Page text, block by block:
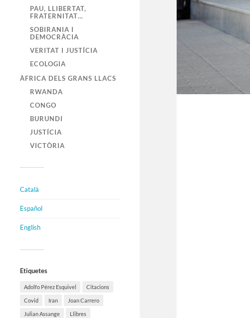
PAU, LLIBERTAT,
FRATERNITAT…
SOBIRANIA I
DEMOCRÀCIA
VERITAT I JUSTÍCIA
ECOLOGIA
ÀFRICA DELS GRANS LLACS
RWANDA
CONGO
BURUNDI
JUSTÍCIA
VICTÒRIA
Català
Español
English
Etiquetes
Adolfo Pérez Esquivel Citacions
Covid Iran Joan Carrero
Julian Assange Llibres